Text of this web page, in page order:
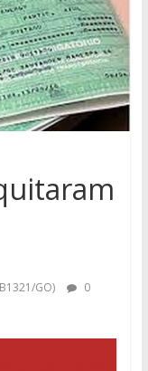
GO)
0